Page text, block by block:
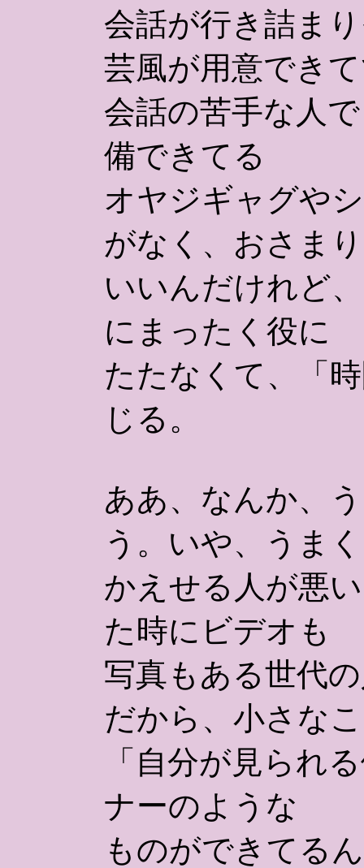
会話が行き詰ま
芸風が用意でき
会話の苦手な人
備できてる
オヤジギャグや
がなく、おさま
いいんだけれど
にまったく役に
たたなくて、「
じる。
ああ、なんか、
う。いや、うまく
かえせる人が悪
た時にビデオも
写真もある世代
だから、小さな
「自分が見られ
ナーのような
ものができてる